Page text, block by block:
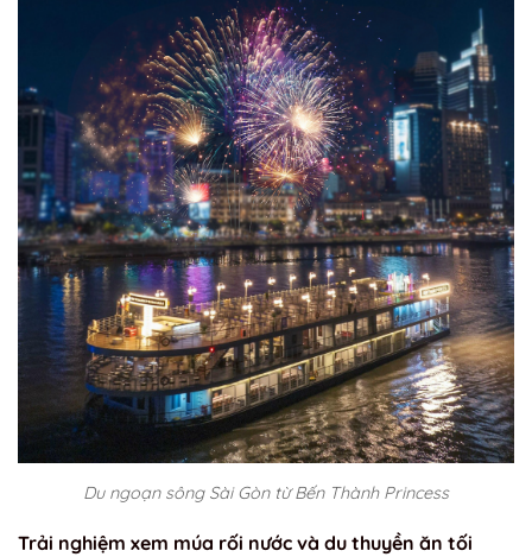
Du ngoạn sông Sài Gòn từ Bến Thành Princess
Trải nghiệm xem múa rối nước và du thuyền ăn tối